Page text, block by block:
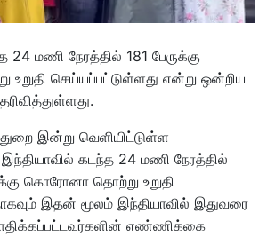
24 மணி நேரத்தில் 181 பேருக்கு
செய்யப்பட்டுள்ளது என்று ஒன்றிய
இன்று வெளியிட்டுள்ள
கடந்த 24 மணி நேரத்தில்
கொரோனா தொற்று உறுதி
இதன் மூலம் இந்தியாவில் இதுவரை
எண்ணிக்கை